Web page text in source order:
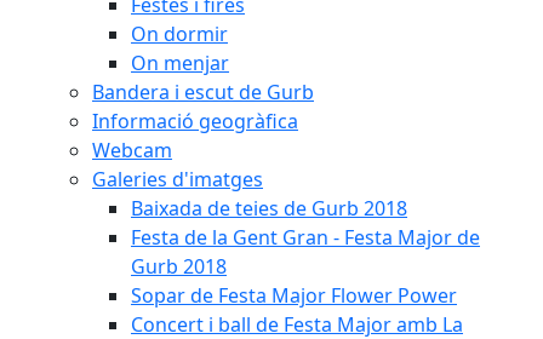
On dormir
On menjar
Bandera i escut de Gurb
Informació geogràfica
Webcam
Galeries d'imatges
Baixada de teies de Gurb 2018
Festa de la Gent Gran - Festa Major de
Gurb 2018
Sopar de Festa Major Flower Power
Concert i ball de Festa Major amb La